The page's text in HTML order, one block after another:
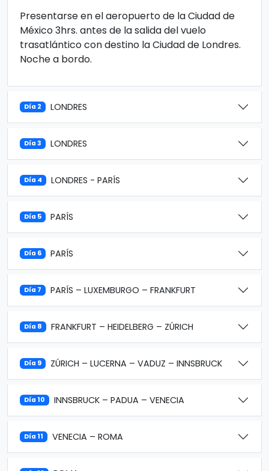
Presentarse en el aeropuerto de la Ciudad de
México 3hrs. antes de la salida del vuelo
trasatlántico con destino la Ciudad de Londres.
Noche a bordo.
Día 2 LONDRES
Día 3 LONDRES
Día 4 LONDRES - PARÍS
Día 5 PARÍS
Día 6 PARÍS
Día 7 PARÍS – LUXEMBURGO – FRANKFURT
Día 8 FRANKFURT – HEIDELBERG – ZÚRICH
Día 9 ZÚRICH – LUCERNA – VADUZ – INNSBRUCK
Día 10 INNSBRUCK – PADUA – VENECIA
Día 11 VENECIA – ROMA